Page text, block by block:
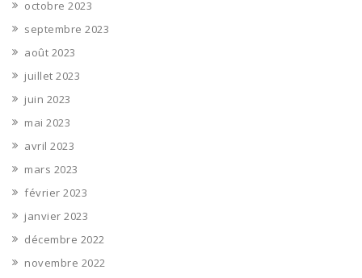
octobre 2023
septembre 2023
août 2023
juillet 2023
juin 2023
mai 2023
avril 2023
mars 2023
février 2023
janvier 2023
décembre 2022
novembre 2022